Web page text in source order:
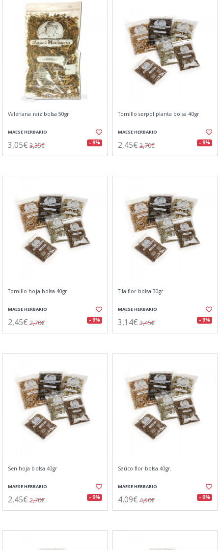
Valeriana raiz bolsa 50gr
MAESE HERBARIO
3,05€ 3,35€ - 9%
Tomillo serpol planta bolsa 40gr
MAESE HERBARIO
2,45€ 2,70€ - 9%
Tomillo hoja bolsa 40gr
MAESE HERBARIO
2,45€ 2,70€ - 9%
Tila flor bolsa 30gr
MAESE HERBARIO
3,14€ 3,45€ - 9%
Sen hoja bolsa 40gr
MAESE HERBARIO
2,45€ 2,70€ - 9%
Saúco flor bolsa 40gr.
MAESE HERBARIO
4,09€ 4,50€ - 9%